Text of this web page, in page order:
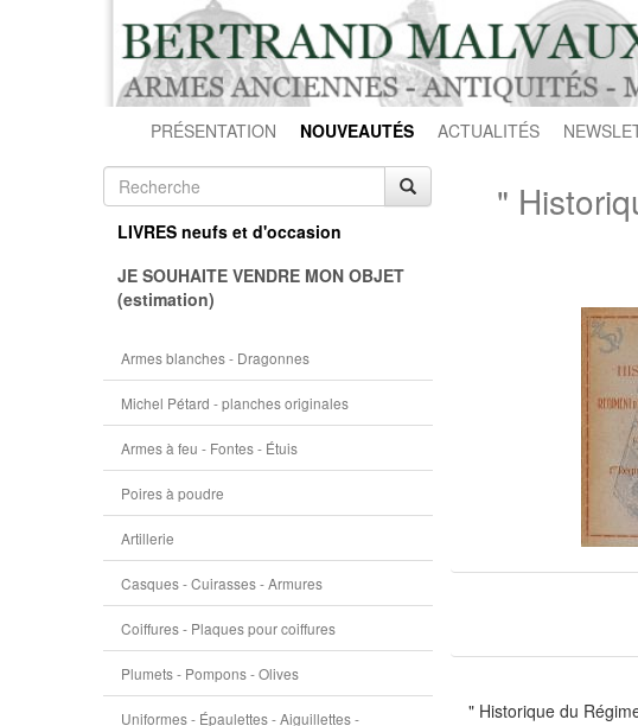
PRÉSENTATION NOUVEAUTÉS ACTUALITÉS
LIVRES neufs et d'occasion
JE SOUHAITE VENDRE MON OBJET
(estimation)
Armes blanches - Dragonnes
Michel Pétard - planches originales
Armes à feu - Fontes - Étuis
Poires à poudre
Artillerie
Casques - Cuirasses - Armures
Coiffures - Plaques pour coiffures
Plumets - Pompons - Olives
Uniformes - Épaulettes - Aiguillettes -
"
" Historique du